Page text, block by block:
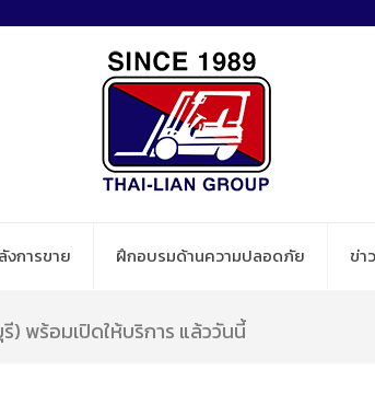
งการขาย ฝึกอบรมด้านความปลอดภัย ข่า
รี) พร้อมเปิดให้บริการ แล้ววันนี้